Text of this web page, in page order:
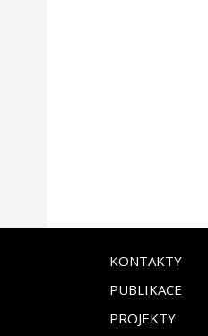
KONTAKTY
PUBLIKACE
PROJEKTY